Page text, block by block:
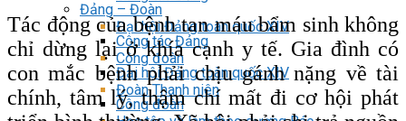
Đại hội Đảng toàn quốc XIV
Công đoàn
Đoàn Thanh niên
Đảng – Đoàn
Công tác Đảng
Đại hội Đảng toàn quốc XIV
Công đoàn
Tác động của bệnh tan máu bẩm sinh không
chỉ dừng lại ở khía cạnh y tế. Gia đình có
con mắc bệnh phải chịu gánh nặng về tài
chính, tâm lý, thậm chí mất đi cơ hội phát